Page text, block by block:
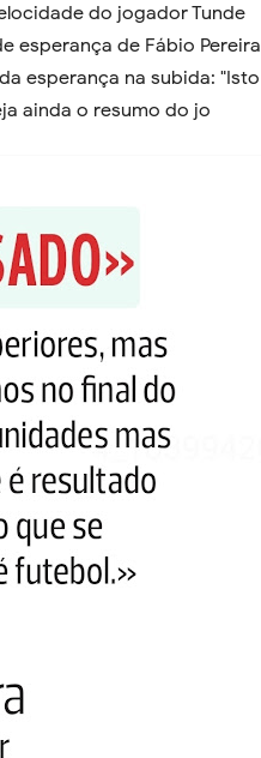
do jogador Tunde
esperança de Fábio Pereira
esperança na subida: "Isto
ainda o resumo do jo